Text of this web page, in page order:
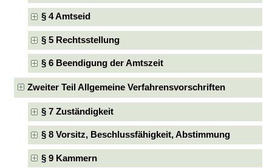
§ 4 Amtseid
§ 5 Rechtsstellung
§ 6 Beendigung der Amtszeit
Zweiter Teil Allgemeine Verfahrensvorschriften
§ 7 Zuständigkeit
§ 8 Vorsitz, Beschlussfähigkeit, Abstimmung
§ 9 Kammern